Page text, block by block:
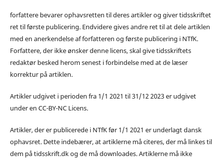
forfattere bevarer ophavsretten til deres artikler og giver tidsskriftet
ret til første publicering. Endvidere gives andre ret til at dele artiklen
med en anerkendelse af forfatteren og første publicering i NTfK.
Forfattere, der ikke ønsker denne licens, skal give tidsskriftets
redaktør besked herom senest i forbindelse med at de læser
korrektur på artiklen.
Artikler udgivet i perioden fra 1/1 2021 til 31/12 2023 er udgivet
under en CC-BY-NC Licens.
Artikler, der er publicerede i NTfK før 1/1 2021 er underlagt dansk
ophavsret. Dette indebærer, at artiklerne må citeres, der må linkes til
dem på tidsskrift.dk og de må downloades. Artiklerne må ikke